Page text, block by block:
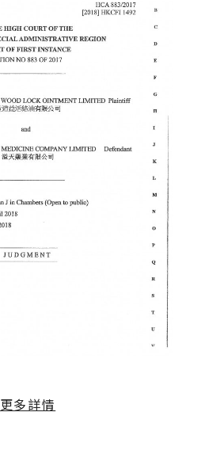
更多詳情